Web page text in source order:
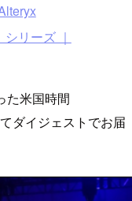
リーズ ｜
た米国時間
ダイジェストでお届